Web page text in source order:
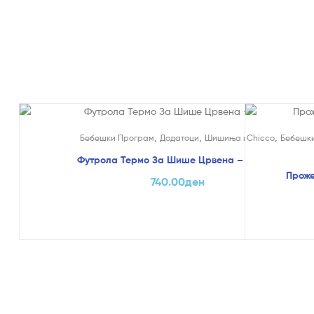
Бебешки Програм, Додатоци, Шишиња и Цуцли
Футрола Термо За Шише Црвена – Chicco
740.00ден
Chicco,